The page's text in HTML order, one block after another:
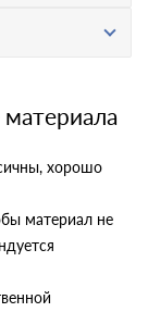
хорошо
материал не